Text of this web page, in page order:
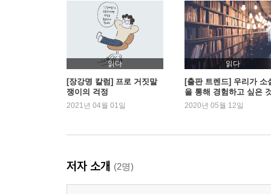
읽다
[장강명 칼럼] 프로 거짓말
쟁이의 걱정
2021년 04월 01일
읽다
[출판 트렌드] 우리가 소
을 통해 경험하고 싶은
2020년 05월 12일
저자 소개 (2명)